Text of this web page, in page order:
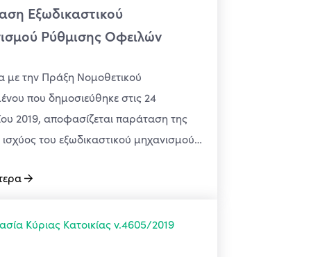
Εξωδικαστικού
Ρύθμισης Οφειλών
την Πράξη Νομοθετικού
που δημοσιεύθηκε στις 24
2019, αποφασίζεται παράταση της
ισχύος του εξωδικαστικού μηχανισμού…